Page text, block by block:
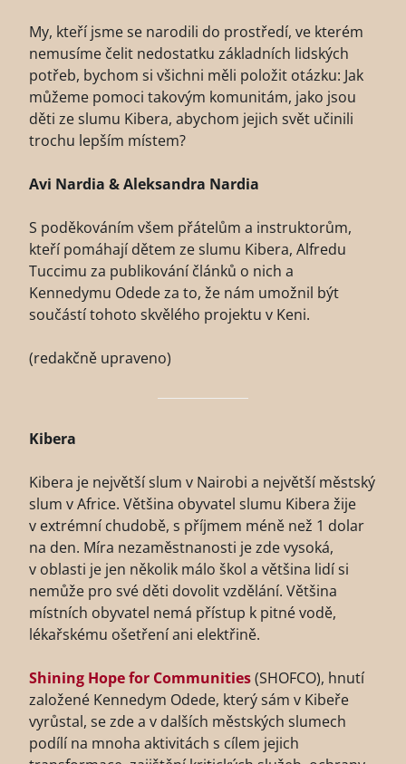
My, kteří jsme se narodili do prostředí, ve kterém
nemusíme čelit nedostatku základních lidských
potřeb, bychom si všichni měli položit otázku: Jak
můžeme pomoci takovým komunitám, jako jsou
děti ze slumu Kibera, abychom jejich svět učinili
trochu lepším místem?
Avi Nardia & Aleksandra Nardia
S poděkováním všem přátelům a instruktorům,
kteří pomáhají dětem ze slumu Kibera, Alfredu
Tuccimu za publikování článků o nich a
Kennedymu Odede za to, že nám umožnil být
součástí tohoto skvělého projektu v Keni.
(redakčně upraveno)
Kibera
Kibera je největší slum v Nairobi a největší městský
slum v Africe. Většina obyvatel slumu Kibera žije
v extrémní chudobě, s příjmem méně než 1 dolar
na den. Míra nezaměstnanosti je zde vysoká,
v oblasti je jen několik málo škol a většina lidí si
nemůže pro své děti dovolit vzdělání. Většina
místních obyvatel nemá přístup k pitné vodě,
lékařskému ošetření ani elektřině.
Shining Hope for Communities(SHOFCO), hnutí
založené Kennedym Odede, který sám v Kibeře
vyrůstal, se zde a v dalších městských slumech
podílí na mnoha aktivitách s cílem jejich